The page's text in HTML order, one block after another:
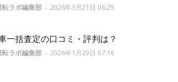
転ラボ編集部 - 2026年3月21日 06:29
一括査定の口コミ・評判は？
転ラボ編集部 - 2026年1月29日 07:16